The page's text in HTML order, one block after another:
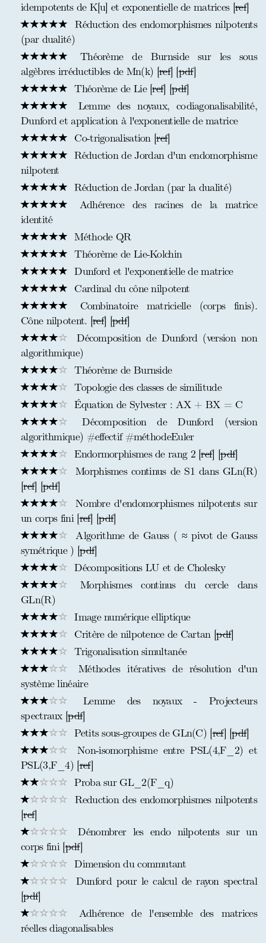
idempotents de K[u] et exponentielle de matrices [ref]
Réduction des endomorphismes nilpotents
(par dualité)
Théorème de Burnside sur les sous
algèbres irréductibles de Mn(k) [ref] [pdf]
Théorème de Lie [ref] [pdf]
Lemme des noyaux, codiagonalisabilité,
Dunford et application à l'exponentielle de matrice
Co-trigonalisation [ref]
Réduction de Jordan d'un endomorphisme
nilpotent
Réduction de Jordan (par la dualité)
Adhérence des racines de la matrice
identité
Méthode QR
Théorème de Lie-Kolchin
Dunford et l'exponentielle de matrice
Cardinal du cône nilpotent
Combinatoire matricielle (corps finis).
Cône nilpotent. [ref] [pdf]
Décomposition de Dunford (version non
algorithmique)
Théorème de Burnside
Topologie des classes de similitude
Équation de Sylvester : AX + BX = C
Décomposition de Dunford (version
algorithmique) #effectif #méthodeEuler
Endormorphismes de rang 2 [ref] [pdf]
Morphismes continus de S1 dans GLn(R)
[ref] [pdf]
Nombre d'endomorphismes nilpotents sur
un corps fini [ref] [pdf]
Algorithme de Gauss ( ≈ pivot de Gauss
symétrique ) [pdf]
Décompositions LU et de Cholesky
Morphismes continus du cercle dans
GLn(R)
Image numérique elliptique
Critère de nilpotence de Cartan [pdf]
Trigonalisation simultanée
Méthodes itératives de résolution d'un
système linéaire
Lemme des noyaux - Projecteurs
spectraux [pdf]
Petits sous-groupes de GLn(C) [ref] [pdf]
Non-isomorphisme entre PSL(4,F_2) et
PSL(3,F_4) [ref]
Proba sur GL_2(F_q)
Reduction des endomorphismes nilpotents
[ref]
Dénombrer les endo nilpotents sur un
corps fini [pdf]
Dimension du commutant
Dunford pour le calcul de rayon spectral
[pdf]
Adhérence de l'ensemble des matrices
réelles diagonalisables